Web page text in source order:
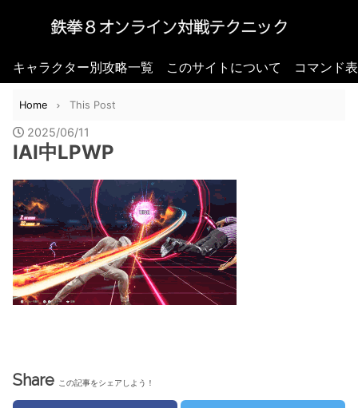
キャラクター別攻略一覧 このサイトについて コマンド
Home This Post
2025/06/11
IAI中LPWP
Share この記事をシェアしよう！